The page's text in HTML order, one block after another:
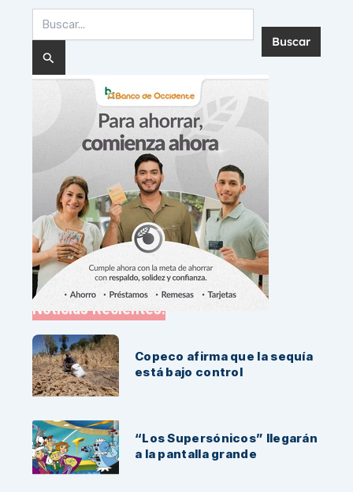
por:
Noticias Recientes:
Copeco afirma que la sequía
está bajo control
“Los Supersónicos” llegarán
a la pantalla grande